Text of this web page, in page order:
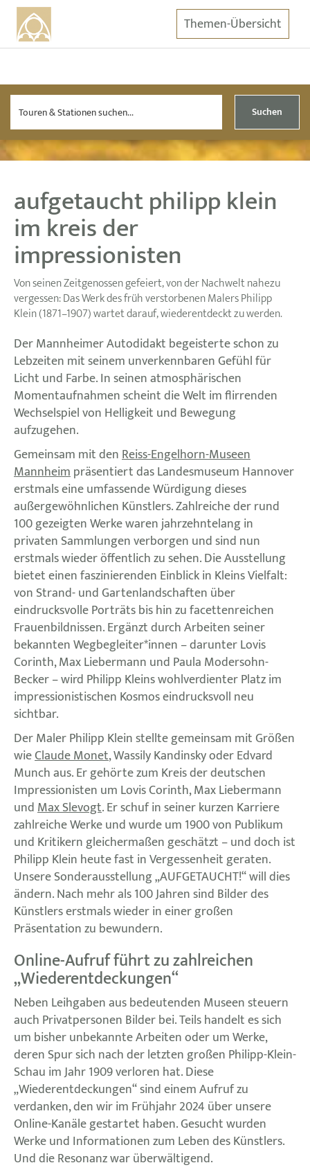
Themen-Übersicht
Suchen
aufgetaucht philipp klein
im kreis der
impressionisten
Von seinen Zeitgenossen gefeiert, von der Nachwelt nahezu
vergessen: Das Werk des früh verstorbenen Malers Philipp
Klein (1871–1907) wartet darauf, wiederentdeckt zu werden.
Der Mannheimer Autodidakt begeisterte schon zu
Lebzeiten mit seinem unverkennbaren Gefühl für
Licht und Farbe. In seinen atmosphärischen
Momentaufnahmen scheint die Welt im flirrenden
Wechselspiel von Helligkeit und Bewegung
aufzugehen.
Gemeinsam mit denReiss-Engelhorn-Museen
Mannheimpräsentiert das Landesmuseum Hannover
erstmals eine umfassende Würdigung dieses
außergewöhnlichen Künstlers. Zahlreiche der rund
100 gezeigten Werke waren jahrzehntelang in
privaten Sammlungen verborgen und sind nun
erstmals wieder öffentlich zu sehen. Die Ausstellung
bietet einen faszinierenden Einblick in Kleins Vielfalt:
von Strand- und Gartenlandschaften über
eindrucksvolle Porträts bis hin zu facettenreichen
Frauenbildnissen. Ergänzt durch Arbeiten seiner
bekannten Wegbegleiter*innen – darunter Lovis
Corinth, Max Liebermann und Paula Modersohn-
Becker – wird Philipp Kleins wohlverdienter Platz im
impressionistischen Kosmos eindrucksvoll neu
sichtbar.
Der Maler Philipp Klein stellte gemeinsam mit Größen
wieClaude Monet, Wassily Kandinsky oder Edvard
Munch aus. Er gehörte zum Kreis der deutschen
Impressionisten um Lovis Corinth, Max Liebermann
undMax Slevogt. Er schuf in seiner kurzen Karriere
zahlreiche Werke und wurde um 1900 von Publikum
und Kritikern gleichermaßen geschätzt – und doch ist
Philipp Klein heute fast in Vergessenheit geraten.
Unsere Sonderausstellung „AUFGETAUCHT!“ will dies
ändern. Nach mehr als 100 Jahren sind Bilder des
Künstlers erstmals wieder in einer großen
Präsentation zu bewundern.
Online-Aufruf führt zu zahlreichen
„Wiederentdeckungen“
Neben Leihgaben aus bedeutenden Museen steuern
auch Privatpersonen Bilder bei. Teils handelt es sich
um bisher unbekannte Arbeiten oder um Werke,
deren Spur sich nach der letzten großen Philipp-Klein-
Schau im Jahr 1909 verloren hat. Diese
„Wiederentdeckungen“ sind einem Aufruf zu
verdanken, den wir im Frühjahr 2024 über unsere
Online-Kanäle gestartet haben. Gesucht wurden
Werke und Informationen zum Leben des Künstlers.
Und die Resonanz war überwältigend.